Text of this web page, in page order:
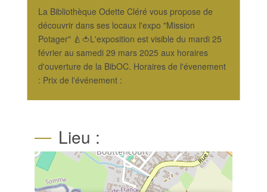
La Bibliothèque Odette Cléré vous propose de
découvrir dans ses locaux l'expo "Mission
Potager" 🍐🍅L'exposition est visible du mardi 25
février au samedi 29 mars 2025 aux horaires
d'ouverture de la BibOC. Horaires de l'évenement
: Prix de l'événement :
Lieu :